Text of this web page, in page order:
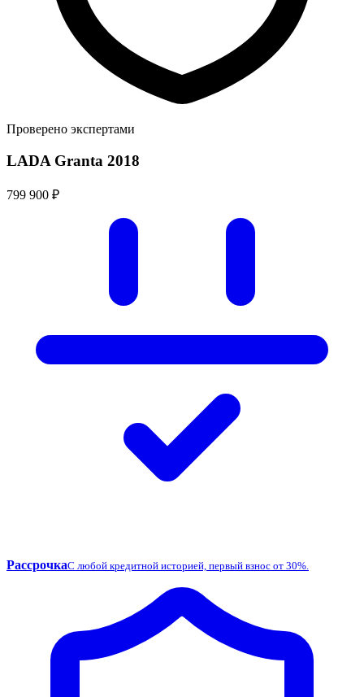
Проверено экспертами
LADA Granta 2018
799 900 ₽
РассрочкаС любой кредитной историей, первый взнос от 30%.